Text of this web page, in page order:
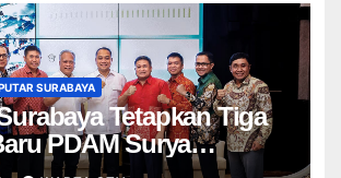
SURABAYA
Tetapkan Tiga
PDAM Surya
Fokus Perkuat